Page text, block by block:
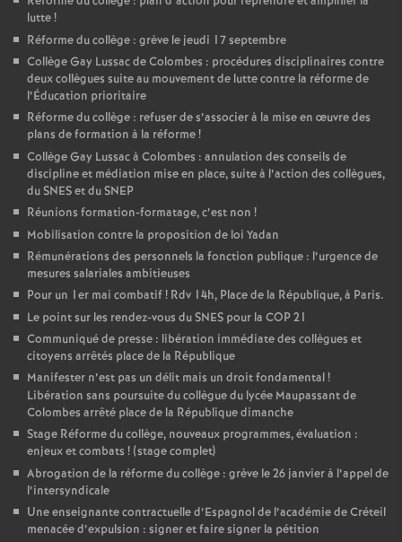
lutte!
Réforme du collège : grève le jeudi 17 septembre
Collège Gay Lussac de Colombes : procédures disciplinaires contre
deux collègues suite au mouvement de lutte contre la réforme de
l’Éducation prioritaire
Réforme du collège : refuser de s’associer à la mise en œuvre des
plans de formation à la réforme!
Collège Gay Lussac à Colombes : annulation des conseils de
discipline et médiation mise en place, suite à l’action des collègues,
du SNES et du SNEP
Réunions formation-formatage, c’est non !
Mobilisation contre la proposition de loi Yadan
Rémunérations des personnels la fonction publique : l’urgence de
mesures salariales ambitieuses
Pour un 1er mai combatif! Rdv 14h, Place de la République, à Paris.
Le point sur les rendez-vous du SNES pour la COP 21
Communiqué de presse : libération immédiate des collègues et
citoyens arrêtés place de la République
Manifester n’est pas un délit mais un droit fondamental!
Libération sans poursuite du collègue du lycée Maupassant de
Colombes arrêté place de la République dimanche
Stage Réforme du collège, nouveaux programmes, évaluation :
enjeux et combats ! (stage complet)
Abrogation de la réforme du collège : grève le 26 janvier à l’appel de
l’intersyndicale
Une enseignante contractuelle d’Espagnol de l’académie de Créteil
menacée d’expulsion : signer et faire signer la pétition